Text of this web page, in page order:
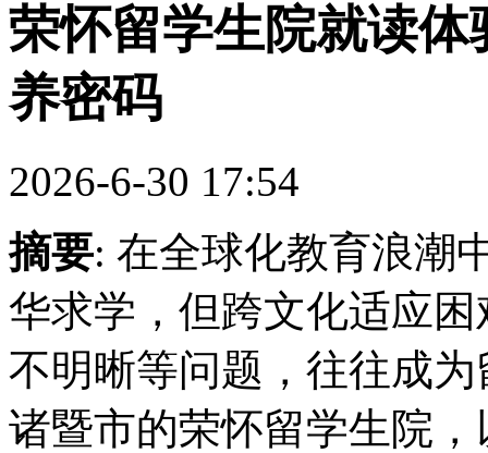
荣怀留学生院就读
养密码
2026-6-30 17:54
摘要: 在全球化教育浪潮
华求学，但跨文化适应
不明晰等问题，往往成
诸暨市的荣怀留学生院